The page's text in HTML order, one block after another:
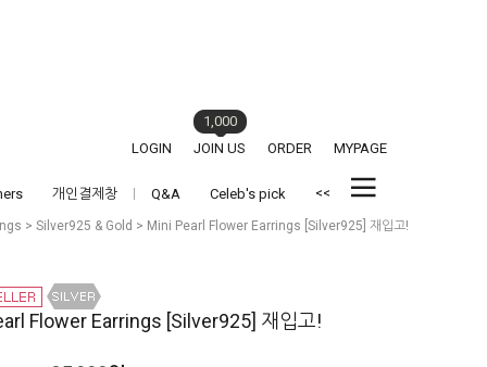
LOGIN JOIN US
1,000
ORDER
MYPAGE
개인결제창 Q&A Celeb's pick <<
> Silver925 & Gold > Mini Pearl Flower Earrings [Silver925] 재입고!
Flower Earrings [Silver925] 재입고!